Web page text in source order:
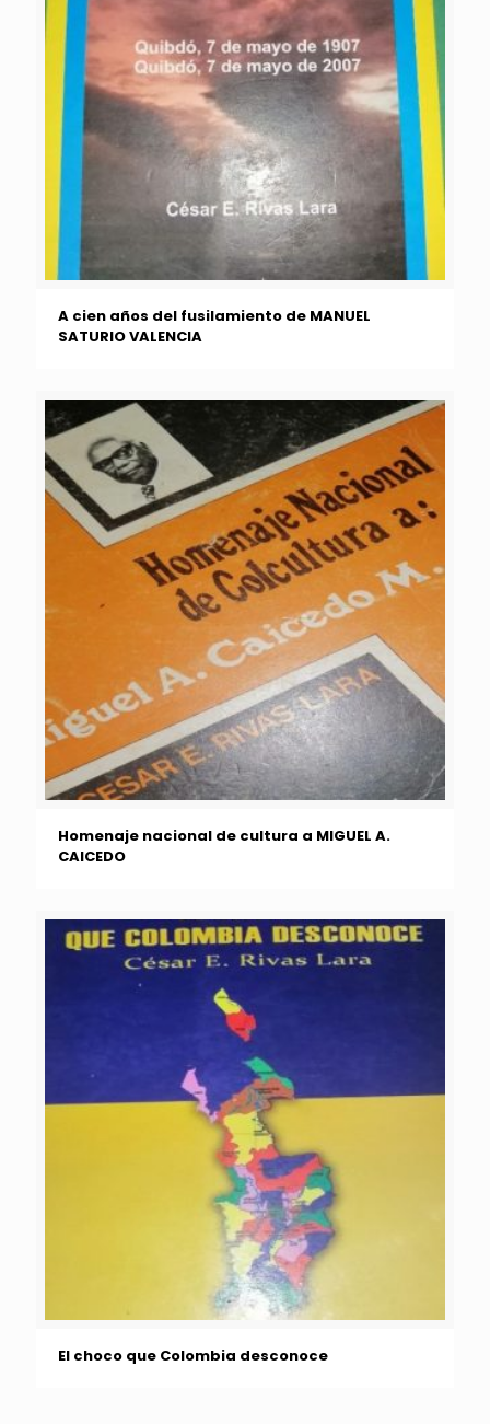
A cien años del fusilamiento de MANUEL
SATURIO VALENCIA
Homenaje nacional de cultura a MIGUEL A.
CAICEDO
El choco que Colombia desconoce